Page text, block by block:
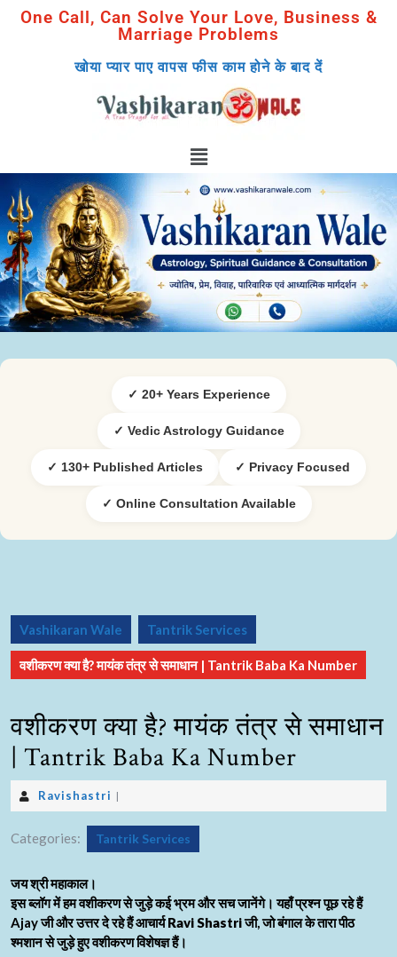
One Call, Can Solve Your Love, Business &
Marriage Problems
खोया प्यार पाए वापस फीस काम होने के बाद दें
✓ 20+ Years Experience
✓ Vedic Astrology Guidance
✓ 130+ Published Articles ✓ Privacy Focused
✓ Online Consultation Available
Vashikaran Wale Tantrik Services
वशीकरण क्या है? मायंक तंत्र से समाधान | Tantrik Baba Ka Number
वशीकरण क्या है? मायंक तंत्र से समाधान
| Tantrik Baba Ka Number
Ravishastri |
Categories: Tantrik Services
जय श्री महाकाल।
इस ब्लॉग में हम वशीकरण से जुड़े कई भ्रम और सच जानेंगे। यहाँ प्रश्न पूछ रहे हैं
Ajay जी और उत्तर दे रहे हैं आचार्यRavi Shastriजी, जो बंगाल के तारा पीठ
श्मशान से जुड़े हुए वशीकरण विशेषज्ञ हैं।